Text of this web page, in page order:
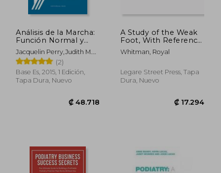
Análisis de la Marcha:
Función Normal y
Patológica
Jacquelin Perry,Judith M.
Burnfield
(2)
Base Es, 2015, 1 Edición,
Tapa Dura, Nuevo
A Study of the Weak
Foot, With Reference
to Its Causes, Its
Diagnosis, and Its
of a Thousand Cases
of Socalled Flat-Foot
Whitman, Royal
Legare Street Press, Tapa
Dura, Nuevo